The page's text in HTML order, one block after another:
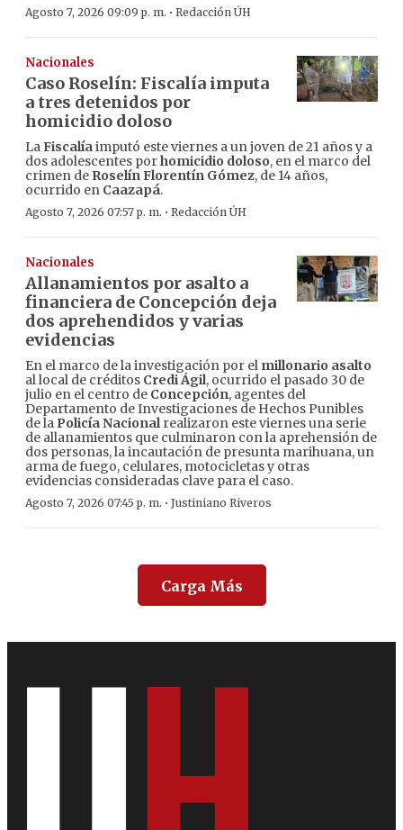
Agosto 7, 2026 09:09 p. m. · Redacción ÚH
Nacionales
Caso Roselín: Fiscalía imputa
a tres detenidos por
homicidio doloso
LaFiscalíaimputó este viernes a un joven de 21 años y a
dos adolescentes porhomicidio doloso, en el marco del
crimen de Roselín Florentín Gómez, de 14 años,
ocurrido en Caazapá.
Agosto 7, 2026 07:57 p. m. · Redacción ÚH
Nacionales
Allanamientos por asalto a
financiera de Concepción deja
dos aprehendidos y varias
evidencias
En el marco de la investigación por el millonario asalto
al local de créditos Credi Ágil, ocurrido el pasado 30 de
julio en el centro de Concepción, agentes del
Departamento de Investigaciones de Hechos Punibles
de la Policía Nacionalrealizaron este viernes una serie
de allanamientos que culminaron con la aprehensión de
dos personas, la incautación de presunta marihuana, un
arma de fuego, celulares, motocicletas y otras
evidencias consideradas clave para el caso.
Agosto 7, 2026 07:45 p. m. · Justiniano Riveros
Carga Más